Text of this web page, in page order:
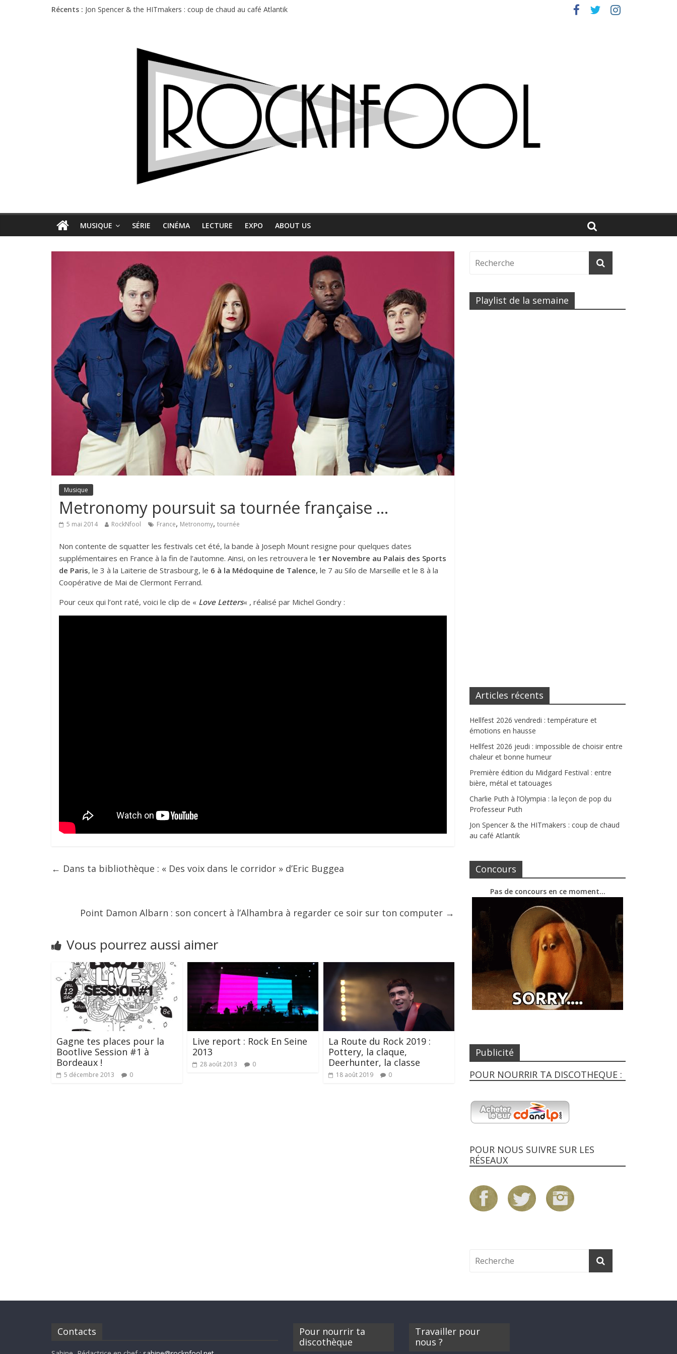
Récents :
Charlie Puth à l’Olympia : la leçon de pop du Professeur Puth
Jon Spencer & the HITmakers : coup de chaud au café Atlantik
Première édition du Midgard Festival : entre bière, métal et tatouages
MUSIQUE SÉRIE CINÉMA LECTURE EXPO ABOUT US
Musique
Metronomy poursuit sa tournée française …
5 mai 2014 RockNfool France, Metronomy, tournée
Non contente de squatter les festivals cet été, la bande à Joseph Mount resigne pour quelques dates
supplémentaires en France à la fin de l’automne. Ainsi, on les retrouvera le 1er Novembre au Palais des Sports
de Paris, le 3 à la Laiterie de Strasbourg, le 6 à la Médoquine de Talence, le 7 au Silo de Marseille et le 8 à la
Coopérative de Mai de Clermont Ferrand.
Pour ceux qui l’ont raté, voici le clip de « LoveLetters« , réalisé par Michel Gondry :
← Dans ta bibliothèque : « Des voix dans le corridor » d’Eric Buggea
Point Damon Albarn : son concert à l’Alhambra à regarder ce soir sur ton computer →
Vous pourrez aussi aimer
Gagne tes places pour la
Bootlive Session #1 à
Bordeaux !
5 décembre 2013 0
Live report : Rock En Seine
2013
28 août 2013 0
La Route du Rock 2019 :
Pottery, la claque,
Deerhunter, la classe
18 août 2019 0
Playlist de la semaine
Articles récents
Hellfest 2026 vendredi : température et
émotions en hausse
Hellfest 2026 jeudi : impossible de choisir entre
chaleur et bonne humeur
Première édition du Midgard Festival : entre
bière, métal et tatouages
Charlie Puth à l’Olympia : la leçon de pop du
Professeur Puth
Jon Spencer & the HITmakers : coup de chaud
au café Atlantik
Concours
Pas de concours en ce moment…
Publicité
POUR NOURRIR TA DISCOTHEQUE :
POUR NOUS SUIVRE SUR LES
RÉSEAUX
Contacts
Pour nourrir ta
discothèque
Travailler pour
nous ?